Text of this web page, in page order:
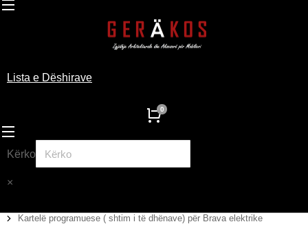
Lista e Dëshirave
Kërko
×
You are here:
Kartelë programuese ( shtim i të dhënave) për Brava elektrike